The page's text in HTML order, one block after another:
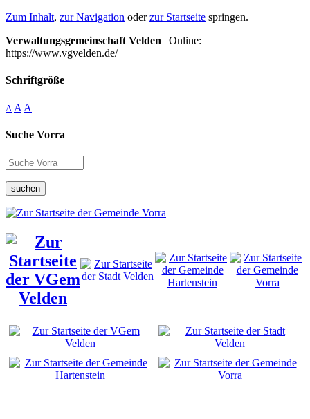
Zum Inhalt, zur Navigation oderzur Startseite springen.
Verwaltungsgemeinschaft Velden | Online:
https://www.vgvelden.de/
Schriftgröße
A A A
Suche Vorra
suchen